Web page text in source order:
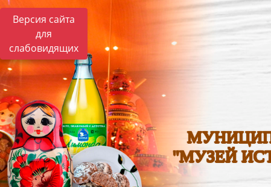
Версия сайта
для
слабовидящих
"МУЗЕЙ